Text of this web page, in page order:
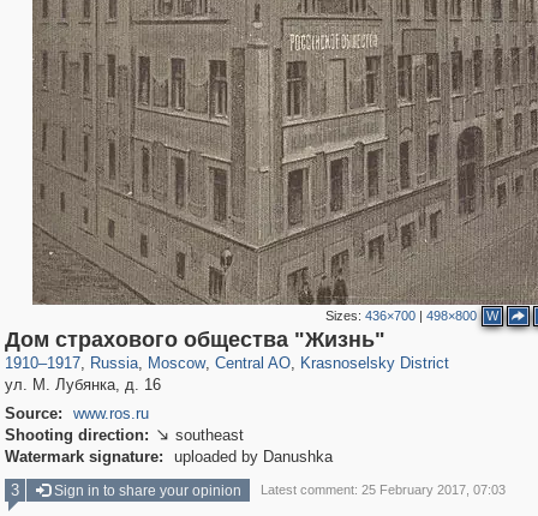
Sizes:436×700 |498×800 W
Дом страхового общества "Жизнь"
1910–1917, Russia
1,406,840 29,243
, Moscow
319,861 8,286
, Central AO
160,009 5,916
, Krasnoselsky District
6,976 302
ул. М. Лубянка, д. 16
Source:
www.ros.ru
Shooting direction:  southeast
Watermark signature:
uploaded by Danushka
3
Sign in to share your opinion Latest comment: 25 February 2017, 07:03